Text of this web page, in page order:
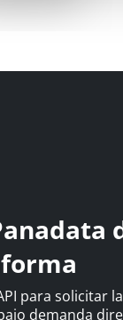
para solicitar la
demanda